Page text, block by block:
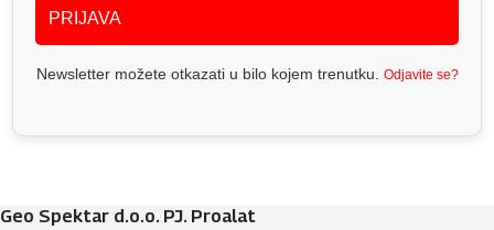
PRIJAVA
Newsletter možete otkazati u bilo kojem trenutku. Odjavite se?
Geo Spektar d.o.o. PJ. Proalat